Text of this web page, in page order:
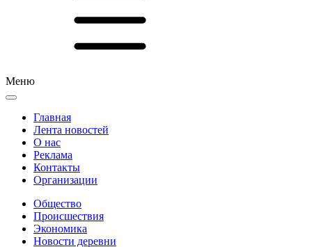
Меню
Главная
Лента новостей
О нас
Реклама
Контакты
Организации
Общество
Происшествия
Экономика
Новости деревни